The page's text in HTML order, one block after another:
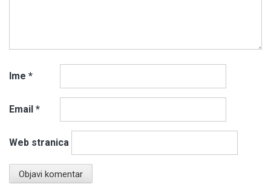
Ime *
Email *
Web stranica